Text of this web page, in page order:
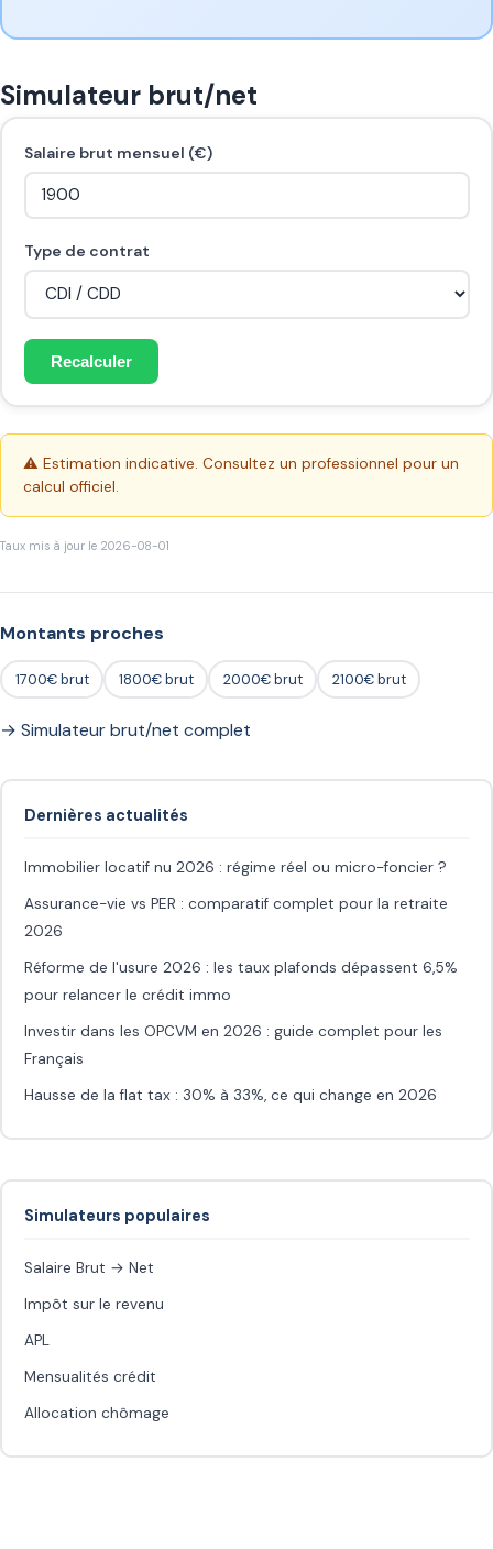
Simulateur brut/net
Salaire brut mensuel (€)
Type de contrat
Recalculer
⚠️ Estimation indicative. Consultez un professionnel pour un
calcul officiel.
Taux mis à jour le 2026-08-01
Montants proches
1700€ brut 1800€ brut 2000€ brut 2100€ brut
→ Simulateur brut/net complet
Dernières actualités
Immobilier locatif nu 2026 : régime réel ou micro-foncier ?
Assurance-vie vs PER : comparatif complet pour la retraite
2026
Réforme de l'usure 2026 : les taux plafonds dépassent 6,5%
pour relancer le crédit immo
Investir dans les OPCVM en 2026 : guide complet pour les
Français
Hausse de la flat tax : 30% à 33%, ce qui change en 2026
Simulateurs populaires
Salaire Brut → Net
Impôt sur le revenu
APL
Mensualités crédit
Allocation chômage